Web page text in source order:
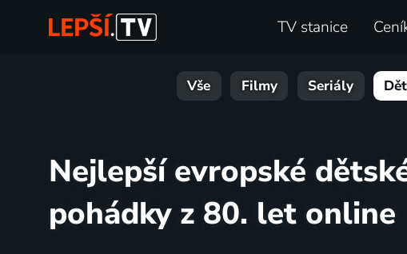
TV stanice
Vše Filmy Seriály
Nejlepší evropské
pohádky z 80. let online